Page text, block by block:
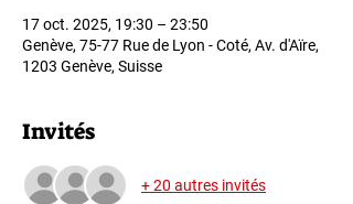
17 oct. 2025, 19:30 – 23:50
Genève, 75-77 Rue de Lyon - Coté, Av. d'Aïre,
1203 Genève, Suisse
Invités
+ 20 autres invités